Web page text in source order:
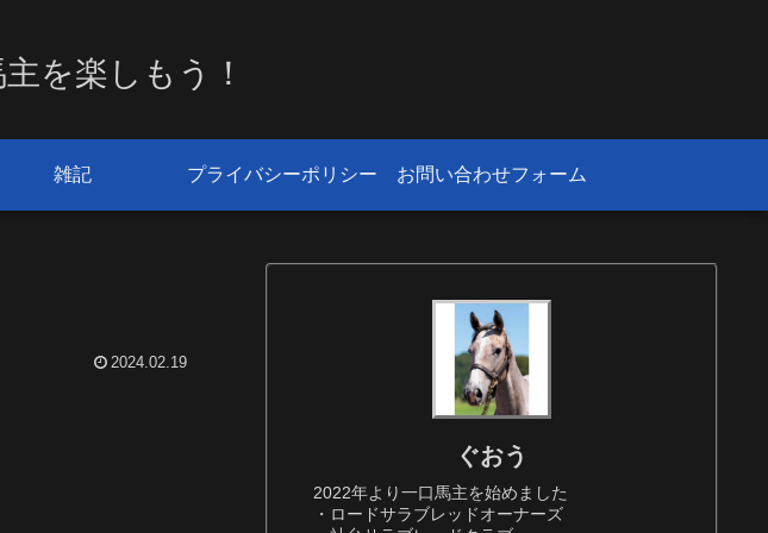
を楽しもう！
雑記 プライバシーポリシー お問い合わせフォーム
2024.02.19
ぐおう
2022年より一口馬主を始めました
・ロードサラブレッドオーナーズ